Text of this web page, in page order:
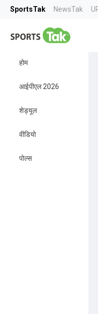
SportsTak NewsTak
होम
आईपीएल 2026
शेड्यूल
वीडियो
पोल्स